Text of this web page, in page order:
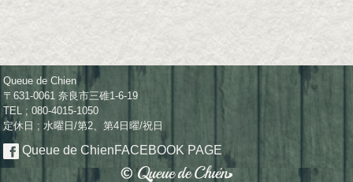
Queue de Chien
〒631-0061 奈良市三碓1-6-19
TEL ; 080-4015-1050
定休日 ; 水曜日/第2、第4日曜/祝日
Queue de ChienFACEBOOK PAGE